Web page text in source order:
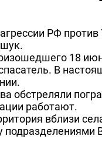
РФ
18
В
обстреляли
работают.
вблизи